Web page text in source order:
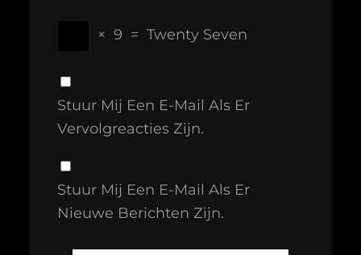
× 9 = Twenty Seven
Stuur Mij Een E-Mail Als Er
Vervolgreacties Zijn.
Stuur Mij Een E-Mail Als Er
Nieuwe Berichten Zijn.